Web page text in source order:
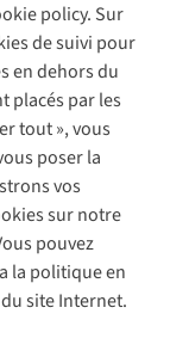
policy. Sur
de suivi pour
en dehors du
placés par les
tout », vous
poser la
vos
sur notre
pouvez
la politique en
site Internet.